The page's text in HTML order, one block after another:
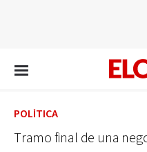
POLÍTICA
Tramo final de una